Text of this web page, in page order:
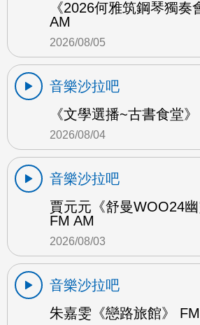
《2026何雅筑鋼琴獨奏
AM
2026/08/05
音樂沙拉吧
《文學選播~古書食堂
2026/08/04
音樂沙拉吧
賈元元《舒曼WOO24幽
FM AM
2026/08/03
音樂沙拉吧
朱嘉雯《戀路旅館》